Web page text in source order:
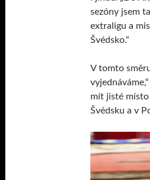
sezóny jsem
extraligu a
Švédsko.“
V tomto
mít jisté
Švédsku a v